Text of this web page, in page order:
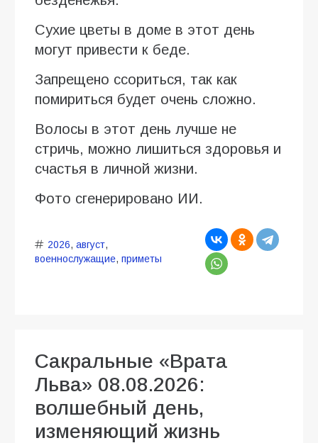
Сухие цветы в доме в этот день
могут привести к беде.
Запрещено ссориться, так как
помириться будет очень сложно.
Волосы в этот день лучше не
стричь, можно лишиться здоровья и
счастья в личной жизни.
Фото сгенерировано ИИ.
2026, август,
военнослужащие, приметы
Сакральные «Врата
Льва» 08.08.2026:
волшебный день,
изменяющий жизнь